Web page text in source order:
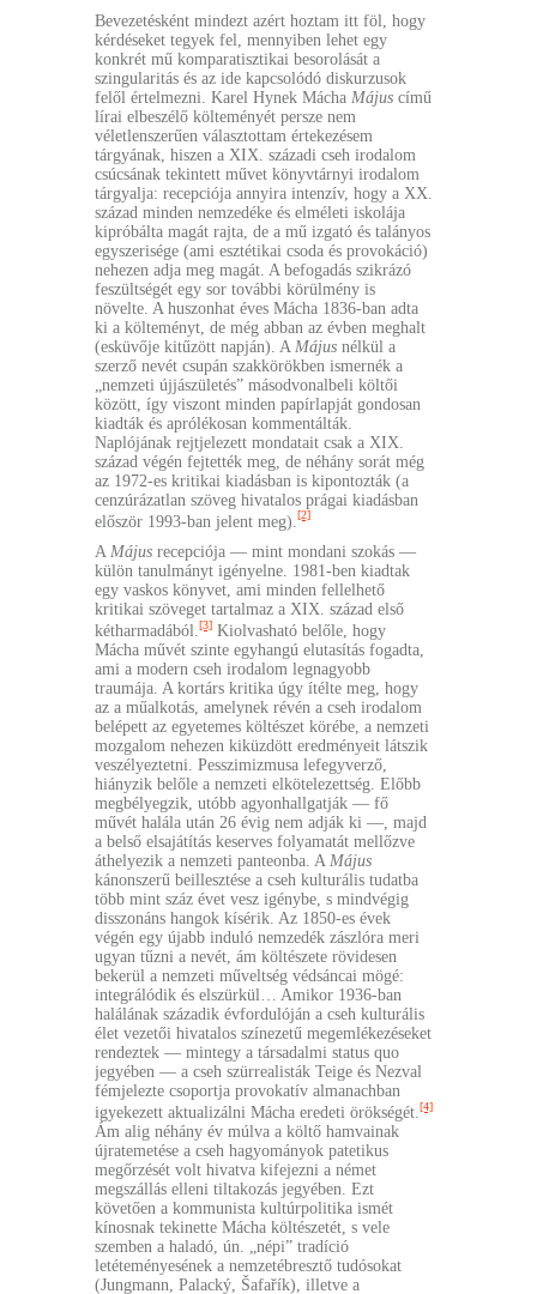
Bevezetésként mindezt azért hoztam itt föl, hogy
kérdéseket tegyek fel, mennyiben lehet egy
konkrét mű komparatisztikai besorolását a
szingularitás és az ide kapcsolódó diskurzusok
felől értelmezni. Karel Hynek Mácha Május című
lírai elbeszélő költeményét persze nem
véletlenszerűen választottam értekezésem
tárgyának, hiszen a XIX. századi cseh irodalom
csúcsának tekintett művet könyvtárnyi irodalom
tárgyalja: recepciója annyira intenzív, hogy a XX.
század minden nemzedéke és elméleti iskolája
kipróbálta magát rajta, de a mű izgató és talányos
egyszerisége (ami esztétikai csoda és provokáció)
nehezen adja meg magát. A befogadás szikrázó
feszültségét egy sor további körülmény is
növelte. A huszonhat éves Mácha 1836-ban adta
ki a költeményt, de még abban az évben meghalt
(esküvője kitűzött napján). A Május nélkül a
szerző nevét csupán szakkörökben ismernék a
„nemzeti újjászületés” másodvonalbeli költői
között, így viszont minden papírlapját gondosan
kiadták és aprólékosan kommentálták.
Naplójának rejtjelezett mondatait csak a XIX.
század végén fejtették meg, de néhány sorát még
az 1972-es kritikai kiadásban is kipontozták (a
cenzúrázatlan szöveg hivatalos prágai kiadásban
először 1993-ban jelent meg). [2]
A Május recepciója — mint mondani szokás —
külön tanulmányt igényelne. 1981-ben kiadtak
egy vaskos könyvet, ami minden fellelhető
kritikai szöveget tartalmaz a XIX. század első
kétharmadából. [3] Kiolvasható belőle, hogy
Mácha művét szinte egyhangú elutasítás fogadta,
ami a modern cseh irodalom legnagyobb
traumája. A kortárs kritika úgy ítélte meg, hogy
az a műalkotás, amelynek révén a cseh irodalom
belépett az egyetemes költészet körébe, a nemzeti
mozgalom nehezen kiküzdött eredményeit látszik
veszélyeztetni. Pesszimizmusa lefegyverző,
hiányzik belőle a nemzeti elkötelezettség. Előbb
megbélyegzik, utóbb agyonhallgatják — fő
művét halála után 26 évig nem adják ki —, majd
a belső elsajátítás keserves folyamatát mellőzve
áthelyezik a nemzeti panteonba. A Május
kánonszerű beillesztése a cseh kulturális tudatba
több mint száz évet vesz igénybe, s mindvégig
disszonáns hangok kísérik. Az 1850-es évek
végén egy újabb induló nemzedék zászlóra meri
ugyan tűzni a nevét, ám költészete rövidesen
bekerül a nemzeti műveltség védsáncai mögé:
integrálódik és elszürkül… Amikor 1936-ban
halálának századik évfordulóján a cseh kulturális
élet vezetői hivatalos színezetű megemlékezéseket
rendeztek — mintegy a társadalmi status quo
jegyében — a cseh szürrealisták Teige és Nezval
fémjelezte csoportja provokatív almanachban
igyekezett aktualizálni Mácha eredeti örökségét. [4]
Ám alig néhány év múlva a költő hamvainak
újratemetése a cseh hagyományok patetikus
megőrzését volt hivatva kifejezni a német
megszállás elleni tiltakozás jegyében. Ezt
követően a kommunista kultúrpolitika ismét
kínosnak tekinette Mácha költészetét, s vele
szemben a haladó, ún. „népi” tradíció
letéteményesének a nemzetébresztő tudósokat
(Jungmann, Palacký, Šafařík), illetve a